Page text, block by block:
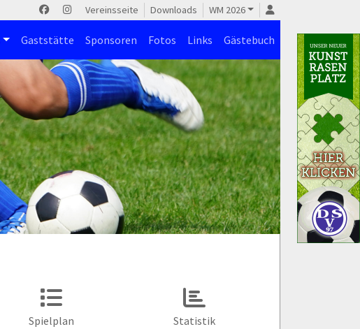
Vereinsseite Downloads WM 2026
Gaststätte Sponsoren Fotos Links Gästebuch
Spielplan Statistik